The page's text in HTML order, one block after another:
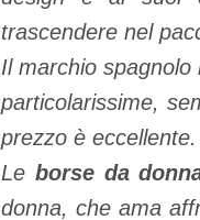
trascendere nel
Il marchio
particolarissime,
prezzo è eccellente.
Le borse da
donna, che ama